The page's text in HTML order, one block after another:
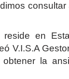
en
V.I.S.A
la